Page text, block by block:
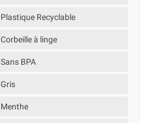
Plastique Recyclable
Corbeille à linge
Sans BPA
Gris
Menthe